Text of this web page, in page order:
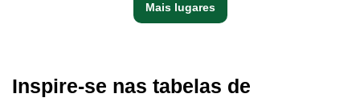
Mais lugares
Inspire-se nas tabelas de